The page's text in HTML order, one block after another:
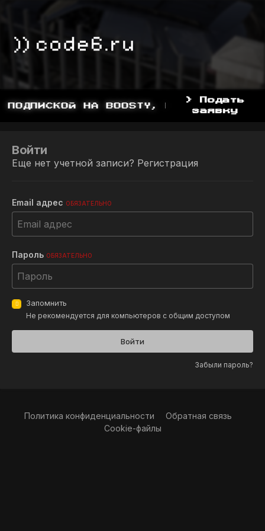
НА BOOSTY, BOOSTY.TO/YDDY
> Подать
заявку
Войти
Еще нет учетной записи? Регистрация
Email адрес ОБЯЗАТЕЛЬНО
Пароль ОБЯЗАТЕЛЬНО
Запомнить
Не рекомендуется для компьютеров с общим доступом
Войти
Забыли пароль?
Политика конфиденциальности
Обратная связь
Cookie-файлы